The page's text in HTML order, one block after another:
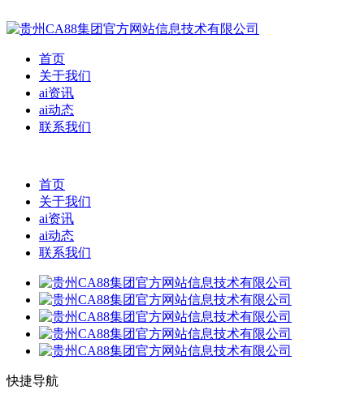
首页
关于我们
ai资讯
ai动态
联系我们
首页
关于我们
ai资讯
ai动态
联系我们
快捷导航